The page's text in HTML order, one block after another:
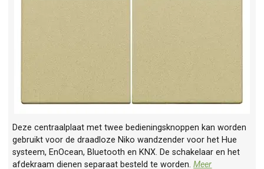
Deze centraalplaat met twee bedieningsknoppen kan worden
gebruikt voor de draadloze Niko wandzender voor het Hue
systeem, EnOcean, Bluetooth en KNX. De schakelaar en het
afdekraam dienen separaat besteld te worden.Meer